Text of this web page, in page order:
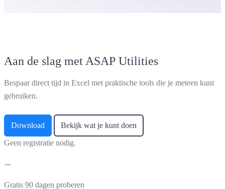
Aan de slag met ASAP Utilities
Bespaar direct tijd in Excel met praktische tools die je meteen kunt
gebruiken.
Download Bekijk wat je kunt doen
Geen registratie nodig.
Gratis 90 dagen proberen